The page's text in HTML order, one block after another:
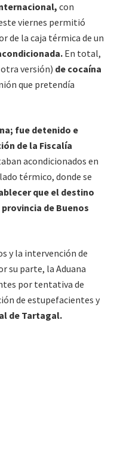
con
viernes permitió
de la caja térmica de un
En total,
versión) de cocaína
que pretendía
fue detenido e
de la Fiscalía
acondicionados en
térmico, donde se
que el destino
de Buenos
y la intervención de
su parte, la Aduana
por tentativa de
de estupefacientes y
de Tartagal.